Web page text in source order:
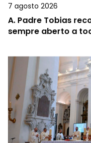
7 agosto 2026
A. Padre Tobias
sempre aberto a